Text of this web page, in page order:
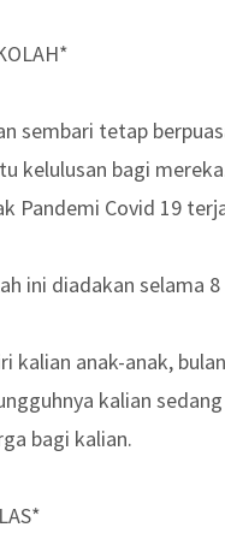
sembari tetap
kelulusan bagi
Pandemi Covid 19
ini diadakan selama
kalian anak-anak,
kalian
bagi kalian.